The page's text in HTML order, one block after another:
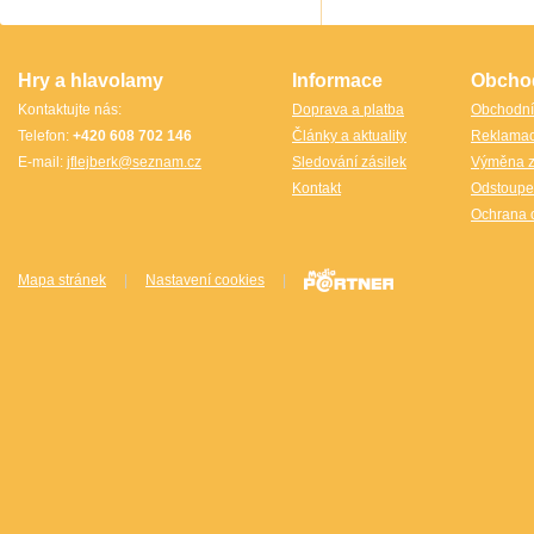
Hry a hlavolamy
Kontaktujte nás:
Telefon: +420 608 702 146
E-mail: jflejberk@seznam.cz
Informace
Doprava a platba
Články a aktuality
Sledování zásilek
Kontakt
Výměna
Ochrana
Mapa stránek Nastavení cookies